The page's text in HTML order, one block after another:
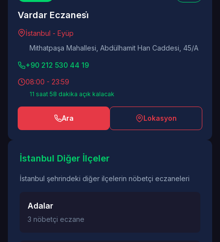
Vardar Eczanesi̇
İstanbul - Eyüp
Mithatpaşa Mahallesi, Abdülhamit Han Caddesi, 45/A
+90 212 530 44 19
08:00 - 23:59
11 saat 58 dakika açık kalacak
Ara Lokasyon
İstanbul Diğer İlçeler
İstanbul şehrindeki diğer ilçelerin nöbetçi eczaneleri
Adalar
3 nöbetçi eczane